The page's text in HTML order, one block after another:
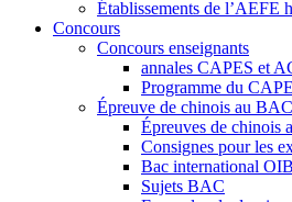
Établissements de l’AEFE
Concours
Concours enseignants
annales CAPES et
Programme du
Épreuve de chinois au BAC
Épreuves de chinois
Consignes pour les
Bac international OIB
Sujets BAC